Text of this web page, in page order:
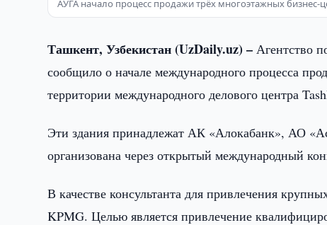
АУГА начало процесс продажи трёх многоэтажных бизнес-
Ташкент, Узбекистан (UzDaily.uz) –Агентство
сообщило о начале международного процесса
территории международного делового центра
Эти здания принадлежат АК «Алокабанк», АО
организована через открытый международный
В качестве консультанта для привлечения
KPMG. Целью является привлечение